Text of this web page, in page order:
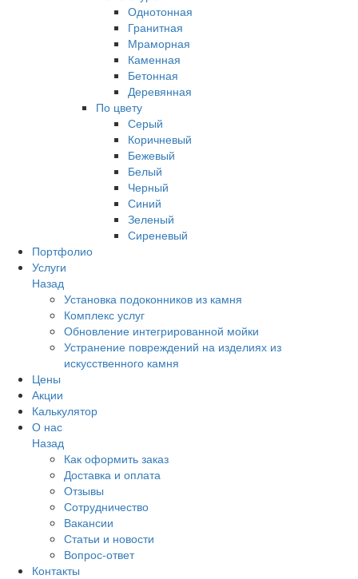
Однотонная
Гранитная
Мраморная
Каменная
Бетонная
Деревянная
По цвету
Серый
Коричневый
Бежевый
Белый
Черный
Синий
Зеленый
Сиреневый
Портфолио
Услуги
Назад
Установка подоконников из камня
Комплекс услуг
Обновление интегрированной мойки
Устранение повреждений на изделиях из
искусственного камня
Цены
Акции
Калькулятор
О нас
Назад
Как оформить заказ
Доставка и оплата
Отзывы
Сотрудничество
Вакансии
Статьи и новости
Вопрос-ответ
Контакты